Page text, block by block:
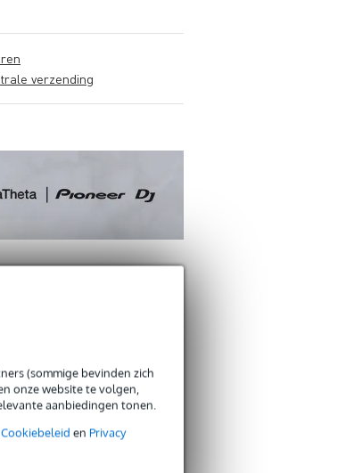
(sommige bevinden zich
onze website te volgen,
aanbiedingen tonen.
Cookiebeleid en Privacy
verzending